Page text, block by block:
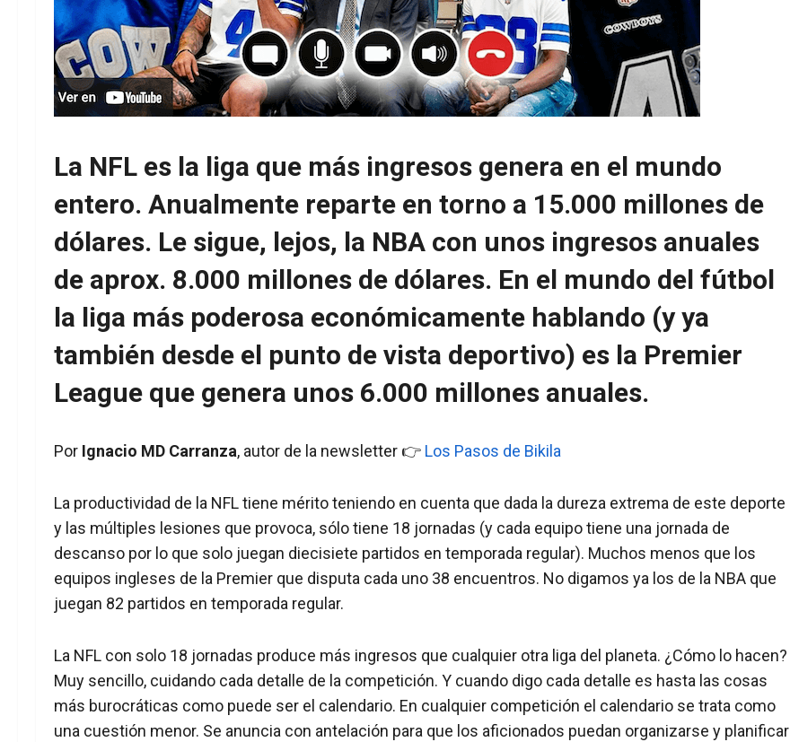
La NFL es la liga que más ingresos genera en el mundo
entero. Anualmente reparte en torno a 15.000 millones de
dólares. Le sigue, lejos, la NBA con unos ingresos anuales
de aprox. 8.000 millones de dólares. En el mundo del fútbol
la liga más poderosa económicamente hablando (y ya
también desde el punto de vista deportivo) es la Premier
League que genera unos 6.000 millones anuales.
Por Ignacio MD Carranza, autor de la newsletter 👉 Los Pasos de Bikila
La productividad de la NFL tiene mérito teniendo en cuenta que dada la dureza extrema de este deporte
y las múltiples lesiones que provoca, sólo tiene 18 jornadas (y cada equipo tiene una jornada de
descanso por lo que solo juegan diecisiete partidos en temporada regular). Muchos menos que los
equipos ingleses de la Premier que disputa cada uno 38 encuentros. No digamos ya los de la NBA que
juegan 82 partidos en temporada regular.
La NFL con solo 18 jornadas produce más ingresos que cualquier otra liga del planeta. ¿Cómo lo hacen?
Muy sencillo, cuidando cada detalle de la competición. Y cuando digo cada detalle es hasta las cosas
más burocráticas como puede ser el calendario. En cualquier competición el calendario se trata como
una cuestión menor. Se anuncia con antelación para que los aficionados puedan organizarse y planificar